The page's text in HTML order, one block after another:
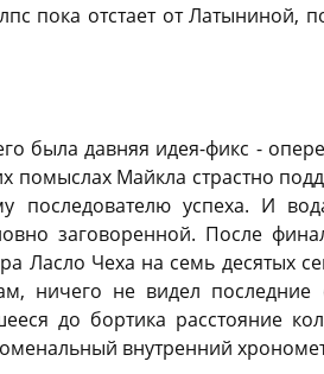
пока отстает от Латыниной,
была давняя идея-фикс -
помыслах Майкла страстно
последователю успеха. И
заговоренной. После
Ласло Чеха на семь десятых
ничего не видел последние
до бортика расстояние
внутренний